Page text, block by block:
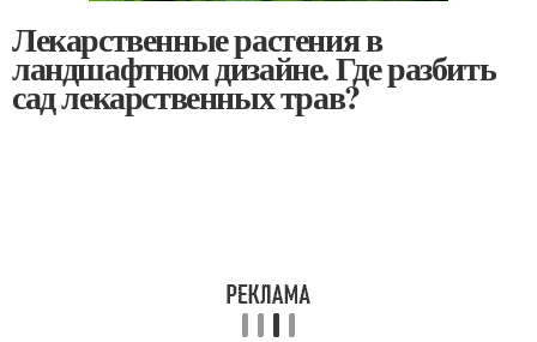
Лекарственные растения в
ландшафтном дизайне. Где разбить
сад лекарственных трав?